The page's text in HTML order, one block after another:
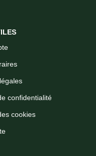
confidentialité
cookies